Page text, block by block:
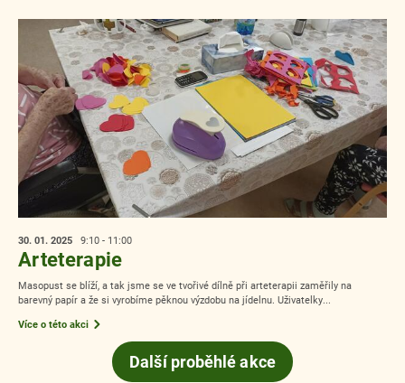
30. 01. 2025 9:10 - 11:00
Arteterapie
Masopust se blíží, a tak jsme se ve tvořivé dílně při arteterapii zaměřily na
barevný papír a že si vyrobíme pěknou výzdobu na jídelnu. Uživatelky...
Více o této akci
Další proběhlé akce